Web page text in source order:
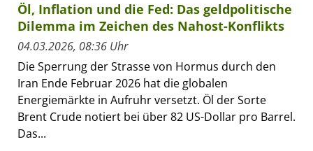
Öl, Inflation und die Fed: Das geldpolitische
Dilemma im Zeichen des Nahost-Konflikts
04.03.2026, 08:36 Uhr
Die Sperrung der Strasse von Hormus durch den
Iran Ende Februar 2026 hat die globalen
Energiemärkte in Aufruhr versetzt. Öl der Sorte
Brent Crude notiert bei über 82 US-Dollar pro Barrel.
Das...